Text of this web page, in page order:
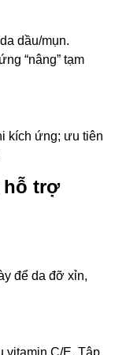
dầu/mụn.
“nâng” tạm
kích ứng; ưu tiên
hỗ trợ
để da đỡ xỉn,
vitamin C/E. Tập